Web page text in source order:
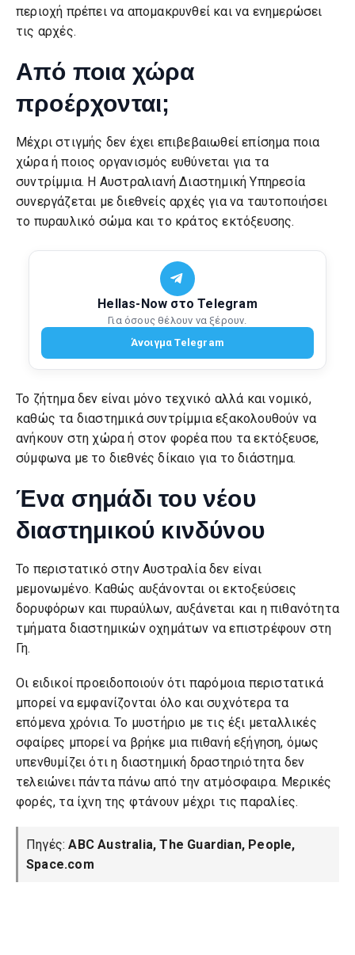
περιοχή πρέπει να απομακρυνθεί και να ενημερώσει
τις αρχές.
Από ποια χώρα
προέρχονται;
Μέχρι στιγμής δεν έχει επιβεβαιωθεί επίσημα ποια
χώρα ή ποιος οργανισμός ευθύνεται για τα
συντρίμμια. Η Αυστραλιανή Διαστημική Υπηρεσία
συνεργάζεται με διεθνείς αρχές για να ταυτοποιήσει
το πυραυλικό σώμα και το κράτος εκτόξευσης.
Hellas-Now στο Telegram
Για όσους θέλουν να ξέρουν.
Άνοιγμα Telegram
Το ζήτημα δεν είναι μόνο τεχνικό αλλά και νομικό,
καθώς τα διαστημικά συντρίμμια εξακολουθούν να
ανήκουν στη χώρα ή στον φορέα που τα εκτόξευσε,
σύμφωνα με το διεθνές δίκαιο για το διάστημα.
Ένα σημάδι του νέου
διαστημικού κινδύνου
Το περιστατικό στην Αυστραλία δεν είναι
μεμονωμένο. Καθώς αυξάνονται οι εκτοξεύσεις
δορυφόρων και πυραύλων, αυξάνεται και η πιθανότητα
τμήματα διαστημικών οχημάτων να επιστρέφουν στη
Γη.
Οι ειδικοί προειδοποιούν ότι παρόμοια περιστατικά
μπορεί να εμφανίζονται όλο και συχνότερα τα
επόμενα χρόνια. Το μυστήριο με τις έξι μεταλλικές
σφαίρες μπορεί να βρήκε μια πιθανή εξήγηση, όμως
υπενθυμίζει ότι η διαστημική δραστηριότητα δεν
τελειώνει πάντα πάνω από την ατμόσφαιρα. Μερικές
φορές, τα ίχνη της φτάνουν μέχρι τις παραλίες.
Πηγές:ABC Australia, The Guardian, People,
Space.com